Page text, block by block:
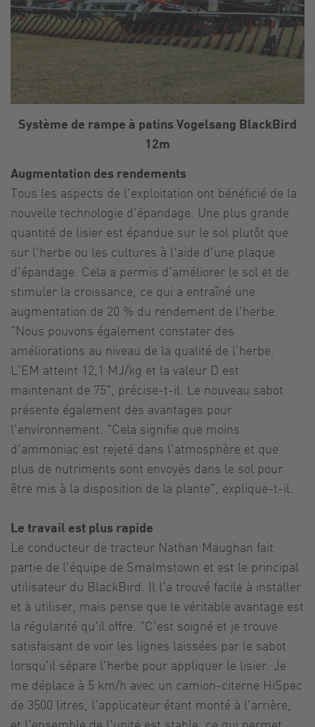
Système de rampe à patins Vogelsang BlackBird
12m
Augmentation des rendements
Tous les aspects de l'exploitation ont bénéficié de la
nouvelle technologie d'épandage. Une plus grande
quantité de lisier est épandue sur le sol plutôt que
sur l'herbe ou les cultures à l'aide d'une plaque
d'épandage. Cela a permis d'améliorer le sol et de
stimuler la croissance, ce qui a entraîné une
augmentation de 20 % du rendement de l'herbe.
"Nous pouvons également constater des
améliorations au niveau de la qualité de l'herbe.
L'EM atteint 12,1 MJ/kg et la valeur D est
maintenant de 75", précise-t-il. Le nouveau sabot
présente également des avantages pour
l'environnement. "Cela signifie que moins
d'ammoniac est rejeté dans l'atmosphère et que
plus de nutriments sont envoyés dans le sol pour
être mis à la disposition de la plante", explique-t-il.
Le travail est plus rapide
Le conducteur de tracteur Nathan Maughan fait
partie de l'équipe de Smalmstown et est le principal
utilisateur du BlackBird. Il l'a trouvé facile à installer
et à utiliser, mais pense que le véritable avantage est
la régularité qu'il offre. "C'est soigné et je trouve
satisfaisant de voir les lignes laissées par le sabot
lorsqu'il sépare l'herbe pour appliquer le lisier. Je
me déplace à 5 km/h avec un camion-citerne HiSpec
de 3500 litres, l'applicateur étant monté à l'arrière,
et l'ensemble de l'unité est stable, ce qui permet